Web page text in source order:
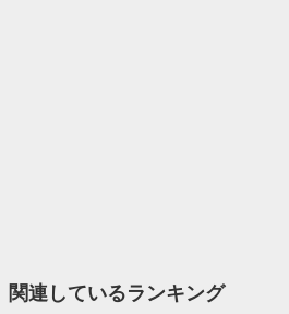
関連しているランキング